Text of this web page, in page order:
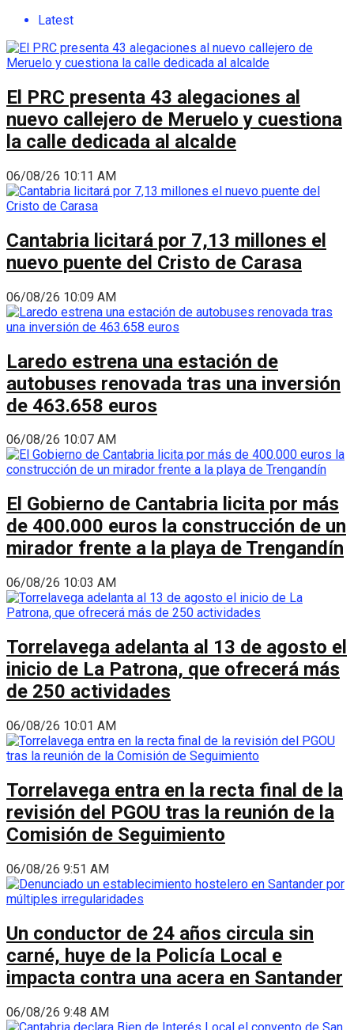
Latest
El PRC presenta 43 alegaciones al
nuevo callejero de Meruelo y cuestiona
la calle dedicada al alcalde
06/08/26 10:11 AM
Cantabria licitará por 7,13 millones el
nuevo puente del Cristo de Carasa
06/08/26 10:09 AM
Laredo estrena una estación de
autobuses renovada tras una inversión
de 463.658 euros
06/08/26 10:07 AM
El Gobierno de Cantabria licita por más
de 400.000 euros la construcción de un
mirador frente a la playa de Trengandín
06/08/26 10:03 AM
Torrelavega adelanta al 13 de agosto el
inicio de La Patrona, que ofrecerá más
de 250 actividades
06/08/26 10:01 AM
Torrelavega entra en la recta final de la
revisión del PGOU tras la reunión de la
Comisión de Seguimiento
06/08/26 9:51 AM
Un conductor de 24 años circula sin
carné, huye de la Policía Local e
impacta contra una acera en Santander
06/08/26 9:48 AM